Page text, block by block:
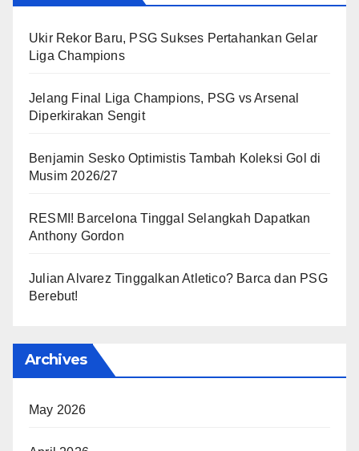
Ukir Rekor Baru, PSG Sukses Pertahankan Gelar
Liga Champions
Jelang Final Liga Champions, PSG vs Arsenal
Diperkirakan Sengit
Benjamin Sesko Optimistis Tambah Koleksi Gol di
Musim 2026/27
RESMI! Barcelona Tinggal Selangkah Dapatkan
Anthony Gordon
Julian Alvarez Tinggalkan Atletico? Barca dan PSG
Berebut!
Archives
May 2026